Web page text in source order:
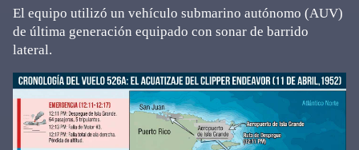
El equipo utilizó un vehículo submarino autónomo (AUV)
de última generación equipado con sonar de barrido
lateral.